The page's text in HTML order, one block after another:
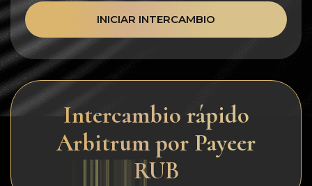
INICIAR INTERCAMBIO
Intercambio rápido
Arbitrum por Payeer
RUB